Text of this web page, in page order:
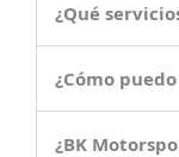
¿Qué
¿Cómo
¿BK